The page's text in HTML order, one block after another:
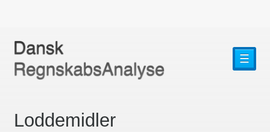
☰
Loddemidler